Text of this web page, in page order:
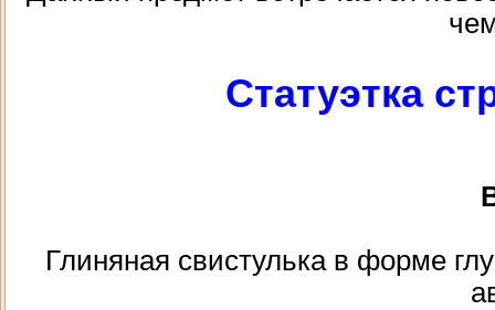
Статуэтка
Глиняная свистулька в форме